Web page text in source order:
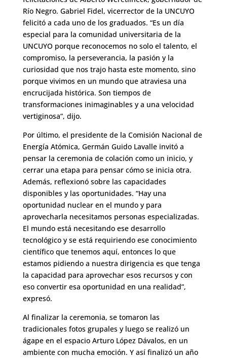
Río Negro. Gabriel Fidel, vicerrector de la UNCUYO
felicitó a cada uno de los graduados. “Es un día
especial para la comunidad universitaria de la
UNCUYO porque reconocemos no solo el talento, el
compromiso, la perseverancia, la pasión y la
curiosidad que nos trajo hasta este momento, sino
porque vivimos en un mundo que atraviesa una
encrucijada histórica. Son tiempos de
transformaciones inimaginables y a una velocidad
vertiginosa”, dijo.
Por último, el presidente de la Comisión Nacional de
Energía Atómica, Germán Guido Lavalle invitó a
pensar la ceremonia de colación como un inicio, y
cerrar una etapa para pensar cómo se inicia otra.
Además, reflexionó sobre las capacidades
disponibles y las oportunidades. “Hay una
oportunidad nuclear en el mundo y para
aprovecharla necesitamos personas especializadas.
El mundo está necesitando ese desarrollo
tecnológico y se está requiriendo ese conocimiento
científico que tenemos aquí, entonces lo que
estamos pidiendo a nuestra dirigencia es que tenga
la capacidad para aprovechar esos recursos y con
eso convertir esa oportunidad en una realidad”,
expresó.
Al finalizar la ceremonia, se tomaron las
tradicionales fotos grupales y luego se realizó un
ágape en el espacio Arturo López Dávalos, en un
ambiente con mucha emoción. Y así finalizó un año